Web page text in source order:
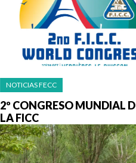
NOTICIAS FECC
2º CONGRESO MUNDIAL
LA FICC